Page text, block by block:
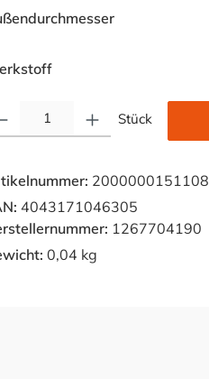
auswählen
auswählen
Stück
2000000151108
4043171046305
1267704190
0,04 kg